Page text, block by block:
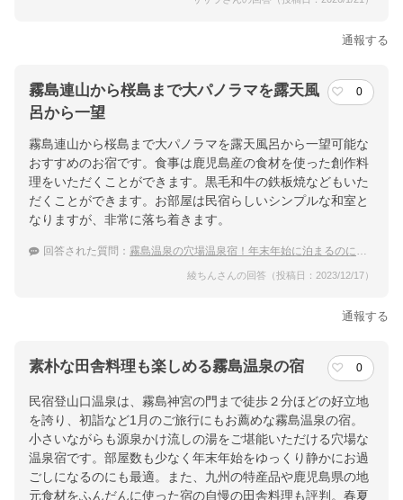
通報する
霧島連山から桜島まで大パノラマを露天風
呂から一望
0
霧島連山から桜島まで大パノラマを露天風呂から一望可能な
おすすめのお宿です。食事は鹿児島産の食材を使った創作料
理をいただくことができます。黒毛和牛の鉄板焼などもいた
だくことができます。お部屋は民宿らしいシンプルな和室と
なりますが、非常に落ち着きます。
回答された質問： 霧島温泉の穴場温泉宿！年末年始に泊まるのにおすすめの宿は？
綾ちんさんの回答（投稿日：2023/12/17）
通報する
素朴な田舎料理も楽しめる霧島温泉の宿 0
民宿登山口温泉は、霧島神宮の門まで徒歩２分ほどの好立地
を誇り、初詣など1月のご旅行にもお薦めな霧島温泉の宿。
小さいながらも源泉かけ流しの湯をご堪能いただける穴場な
温泉宿です。部屋数も少なく年末年始をゆっくり静かにお過
ごしになるのにも最適。また、九州の特産品や鹿児島県の地
元食材をふんだんに使った宿の自慢の田舎料理も評判。春夏